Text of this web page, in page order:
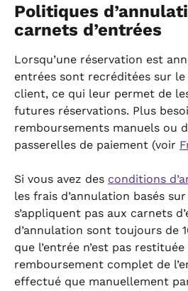
Politiques
carnets d’entrées
Lorsqu’une réservation est
entrées sont recréditées sur
client, ce qui leur permet de
futures réservations. Plus
remboursements manuels ou
passerelles de paiement (voir
Si vous avez des conditions
les frais d’annulation basés
s’appliquent pas aux carnets
d’annulation sont toujours de
que l’entrée n’est pas
remboursement complet de
effectué que manuellement